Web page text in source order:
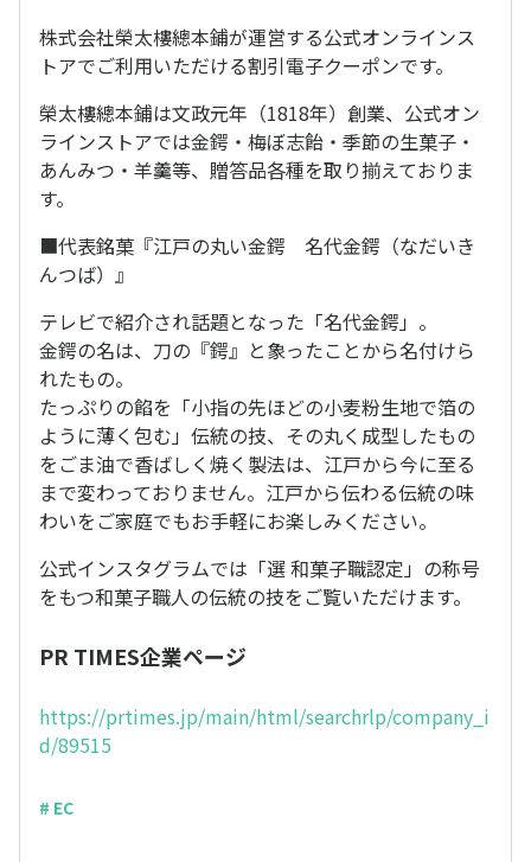
株式会社榮太樓總本鋪が運営する公式オンラインス
トアでご利用いただける割引電子クーポンです。
榮太樓總本鋪は文政元年（1818年）創業、公式オン
ラインストアでは金鍔・梅ぼ志飴・季節の生菓子・
あんみつ・羊羹等、贈答品各種を取り揃えておりま
す。
■代表銘菓『江戸の丸い金鍔 名代金鍔（なだいき
んつば）』
テレビで紹介され話題となった「名代金鍔」。
金鍔の名は、刀の『鍔』と象ったことから名付けら
れたもの。
たっぷりの餡を「小指の先ほどの小麦粉生地で箔の
ように薄く包む」伝統の技、その丸く成型したもの
をごま油で香ばしく焼く製法は、江戸から今に至る
まで変わっておりません。江戸から伝わる伝統の味
わいをご家庭でもお手軽にお楽しみください。
公式インスタグラムでは「選 和菓子職認定」の称号
をもつ和菓子職人の伝統の技をご覧いただけます。
PR TIMES企業ページ
https://prtimes.jp/main/html/searchrlp/company_i
d/89515
# EC